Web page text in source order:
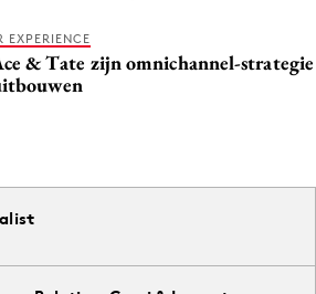
EXPERIENCE
& Tate zijn omnichannel-strategie